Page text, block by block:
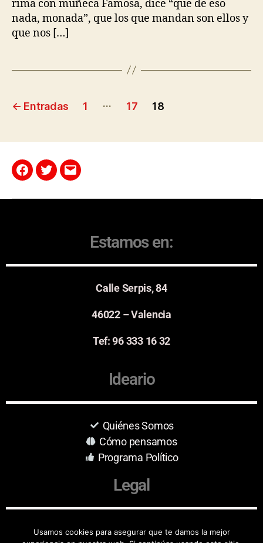
rima con muñeca Famosa, dice “que de eso
nada, monada”, que los que mandan son ellos y
que nos […]
← Entradas 1 … 17 18
Estamos en:
Calle Serpis, 84
46022 – Valencia
Tef: 96 333 16 32
Ideario
Quiénes Somos
Cómo pensamos
Programa Político
Legal
Aviso Legal
Usamos cookies para asegurar que te damos la mejor